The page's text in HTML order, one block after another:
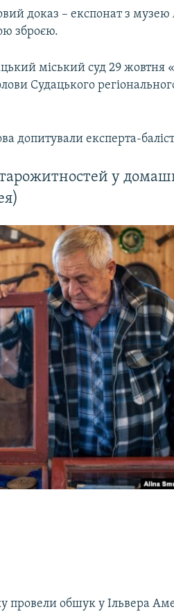
доказ – експонат з
зброєю.
міський суд 29 жовтня
Судацького
допитували експерта-
у
провели обшук у Ільвера